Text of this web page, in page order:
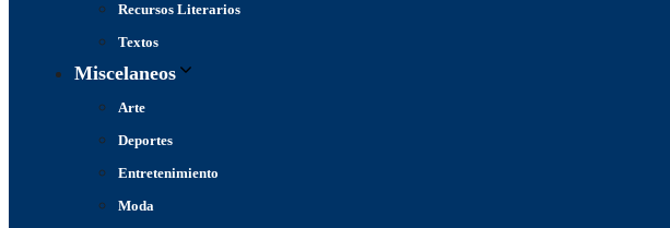
Recursos Literarios
Textos
Miscelaneos
Arte
Deportes
Entretenimiento
Moda